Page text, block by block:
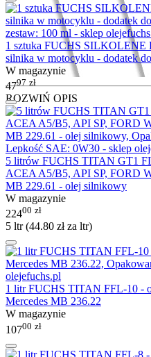
ROZWIŃ OPIS
1 sztuka FUCHS SILKOLENE
silnika w motocyklu - dodatek
W magazynie
4797 zł
5 litrów FUCHS TITAN GT1
ACEA A5/B5, API SP, FORD
MB 229.61 - olej silnikowy
W magazynie
22400 zł
5 ltr (44.80 złza ltr)
1 litr FUCHS TITAN FFL-10 -
Mercedes MB 236.22
W magazynie
10700 zł